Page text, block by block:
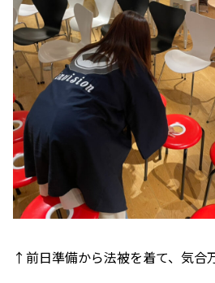
↑前日準備から法被を着て、気合